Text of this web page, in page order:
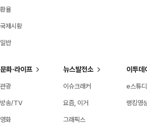
환율
국제시황
일반
문화·라이프
관광
방송/TV
영화
뉴스발전소
이슈크래커
요즘, 이거
그래픽스
이투
e스튜
랭킹영